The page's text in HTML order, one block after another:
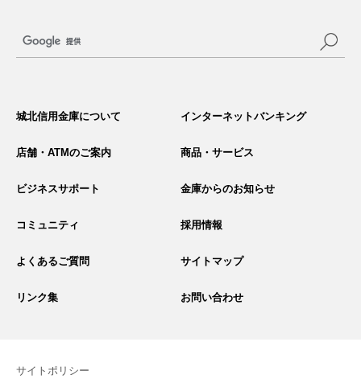
城北信用金庫について インターネットバンキング
店舗・ATMのご案内 商品・サービス
ビジネスサポート 金庫からのお知らせ
コミュニティ 採用情報
よくあるご質問 サイトマップ
リンク集 お問い合わせ
サイトポリシー